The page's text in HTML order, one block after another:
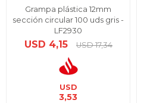
Grampa plástica 12mm
sección circular 100 uds gris -
LF2930
USD 4,15 USD 17,34
USD
3,53